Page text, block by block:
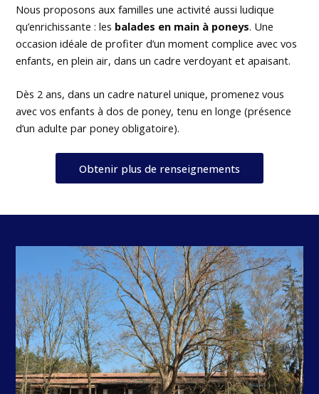
Nous proposons aux familles une activité aussi ludique
qu’enrichissante : les balades en main à poneys. Une
occasion idéale de profiter d’un moment complice avec vos
enfants, en plein air, dans un cadre verdoyant et apaisant.
Dès 2 ans, dans un cadre naturel unique, promenez vous
avec vos enfants à dos de poney, tenu en longe (présence
d’un adulte par poney obligatoire).
Obtenir plus de renseignements